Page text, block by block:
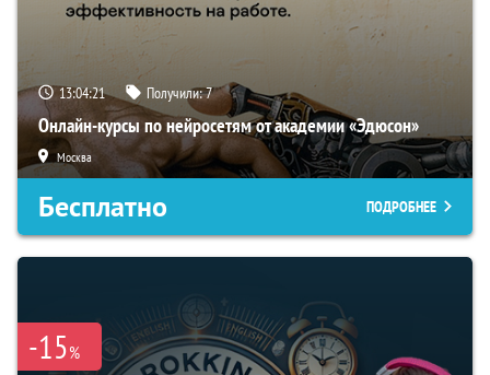
13:04:20 Получили:7
Онлайн-курсы по нейросетям от академии «Эдюсон»
Москва
Бесплатно ПОДРОБНЕЕ
-15%